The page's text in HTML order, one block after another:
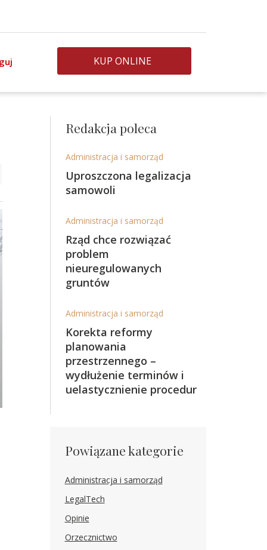
KUP ONLINE
Redakcja poleca
Administracja i samorząd
Uproszczona legalizacja
samowoli
Administracja i samorząd
Rząd chce rozwiązać
problem
nieuregulowanych
gruntów
Administracja i samorząd
Korekta reformy
planowania
przestrzennego –
wydłużenie terminów i
uelastycznienie procedur
Powiązane kategorie
Administracja i samorząd
LegalTech
Opinie
Orzecznictwo